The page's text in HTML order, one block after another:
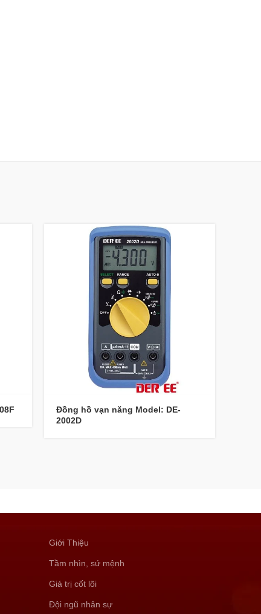
Đồng hồ vạn năng Model: DE-
2002D
Giới Thiệu
Tầm nhìn, sứ mệnh
Giá trị cốt lõi
Đội ngũ nhân sự